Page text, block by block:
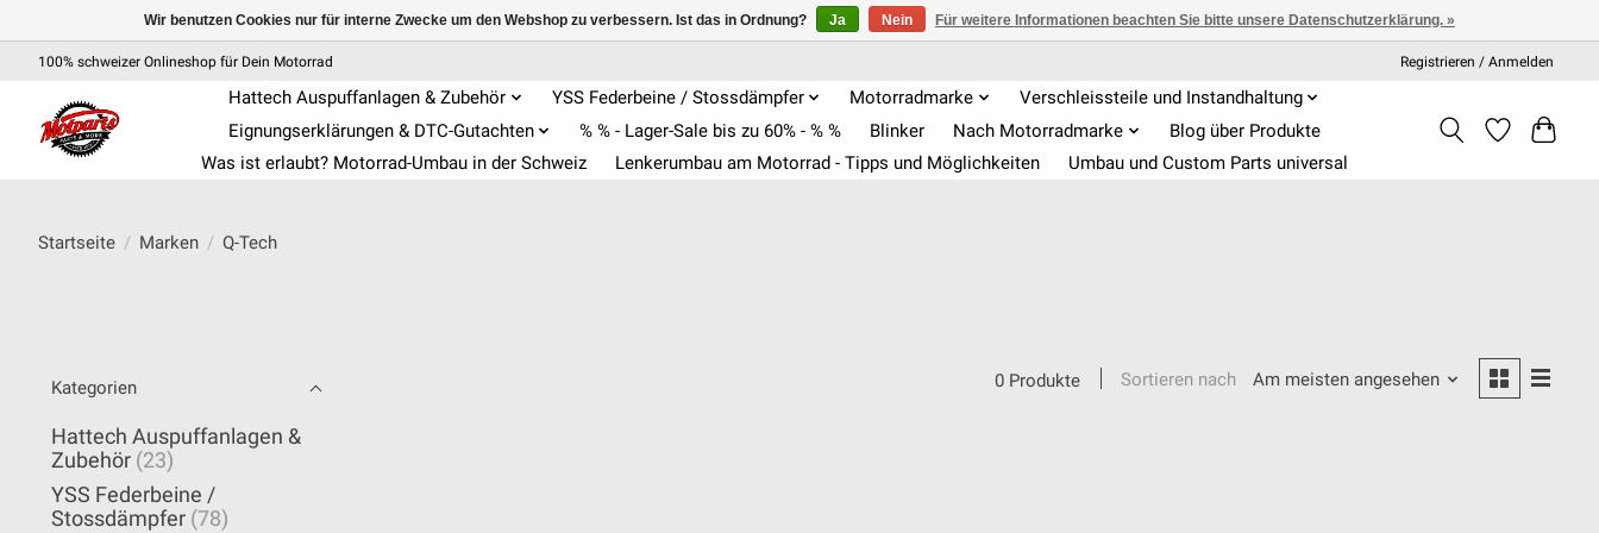
100% schweizer Onlineshop für Dein Motorrad Registrieren / Anmelden
Hattech Auspuffanlagen & Zubehör YSS Federbeine / Stossdämpfer Motorradmarke
Verschleissteile und Instandhaltung
Eignungserklärungen & DTC-Gutachten
% % - Lager-Sale bis zu 60% - % % Blinker Nach Motorradmarke
Blog über Produkte
Was ist erlaubt? Motorrad-Umbau in der Schweiz
Lenkerumbau am Motorrad - Tipps und Möglichkeiten Umbau und Custom Parts universal
Startseite / Marken / Q-Tech
Kategorien
Hattech Auspuffanlagen &
Zubehör (23)
YSS Federbeine /
Stossdämpfer (78)
0 Produkte Sortieren nach Am meisten angesehen
Wir benutzen Cookies nur für interne Zwecke um den Webshop zu verbessern. Ist das in Ordnung? Ja Nein Für weitere Informationen beachten Sie bitte unsere Datenschutzerklärung. »